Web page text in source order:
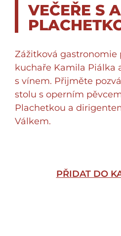
VEČEŘE S
Zážitková gastronomie
kuchaře Kamila Piálka
s vínem. Přijměte
stolu s operním
Plachetkou a
Válkem.
PŘIDAT DO